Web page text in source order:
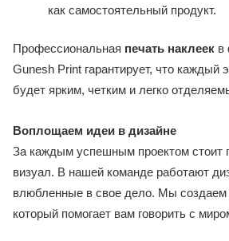
как самостоятельный продукт.
Профессиональная печать наклеек в
Gunesh Print гарантирует, что каждый
будет ярким, четким и легко
Воплощаем идеи в дизайне
За каждым успешным проектом стоит
визуал. В нашей команде работают
влюбленные в свое дело. Мы создаем
который помогает вам говорить с